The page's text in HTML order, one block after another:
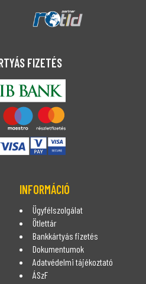
FIZETÉS
INFORMÁCIÓ
Ügyfélszolgálat
Ötlettár
Bankkártyás fizetés
Dokumentumok
Adatvédelmi tájékoztató
ÁSzF